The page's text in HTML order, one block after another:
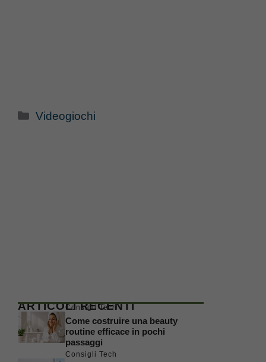
Categorie
Videogiochi
ARTICOLI RECENTI
Consigli Tech
Come costruire una beauty
routine efficace in pochi
passaggi
Consigli Tech